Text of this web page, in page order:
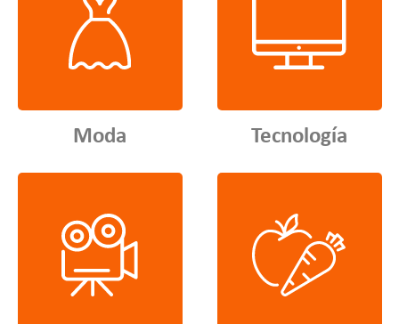
Moda Tecnología